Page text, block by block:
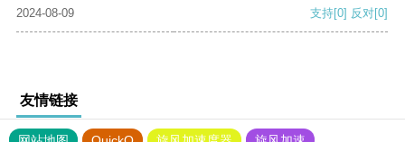
2024-08-09 支持[0] 反对[0]
友情链接